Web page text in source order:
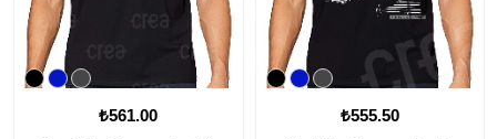
₺561.00 ₺555.50